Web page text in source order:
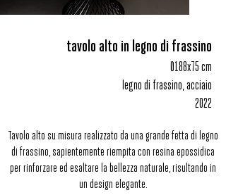
tavolo alto in legno di frassino
Ø188x75 cm
legno di frassino, acciaio
2022
Tavolo alto su misura realizzato da una grande fetta di legno
di frassino, sapientemente riempita con resina epossidica
per rinforzare ed esaltare la bellezza naturale, risultando in
un design elegante.